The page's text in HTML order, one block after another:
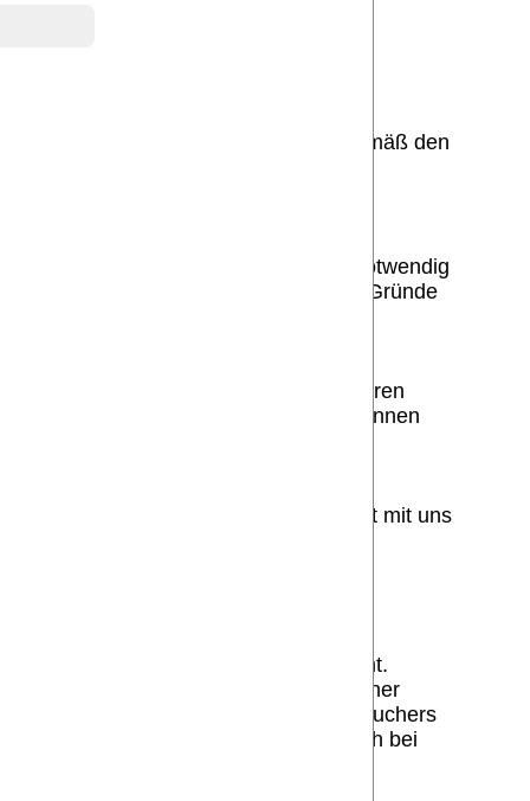
werden äußerst vertraulich und gemäß den
Daten die nicht mehr notwendig
keine vorrangigen berechtigten Gründe
sowie den Verbänden und ggf. weiteren
Interesse. Darüber hinaus können
Sie per E-Mail oder Telefon Kontakt mit uns
Datenbank zu.
Es handelt sich dabei nicht um
deren Wiedererkennung der
Phase seines Auftritts nicht.
werden zur Zeit bereits von einer
lediglich eine Zuordnung eines Besuchers
Pseudonym geführt wird. ist auch bei